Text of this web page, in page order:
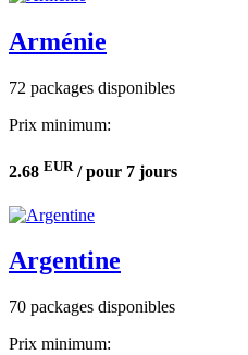
Arménie
72 packages disponibles
Prix minimum:
2.68 EUR/ pour 7 jours
Argentine
70 packages disponibles
Prix minimum: